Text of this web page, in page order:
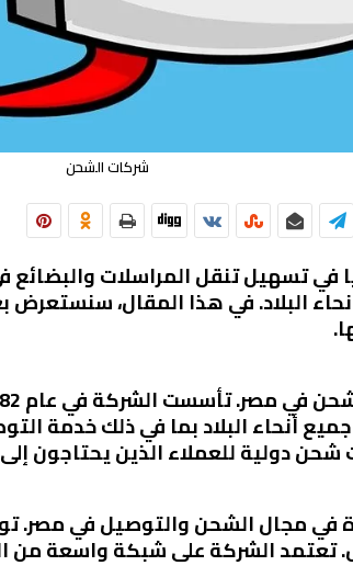
شركات الشحن
في تسهيل تنقل المراسلات
البلاد. في هذا المقال،
أنحاء البلاد بما في ذلك خدمة
دولية للعملاء الذين يحتاجون
في مجال الشحن والتوصيل في مصر.
الشركة على شبكة واسعة من